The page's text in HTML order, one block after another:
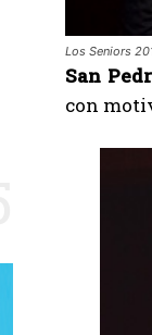
Los Seniors
San
con